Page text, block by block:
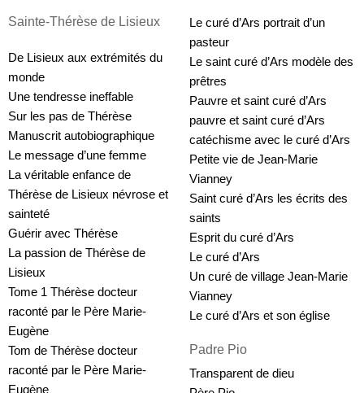
Sainte-Thérèse de Lisieux
De Lisieux aux extrémités du
monde
Une tendresse ineffable
Sur les pas de Thérèse
Manuscrit autobiographique
Le message d’une femme
La véritable enfance de
Thérèse de Lisieux névrose et
sainteté
Guérir avec Thérèse
La passion de Thérèse de
Lisieux
Tome 1 Thérèse docteur
raconté par le Père Marie-
Eugène
Tom de Thérèse docteur
raconté par le Père Marie-
Eugène
Le curé d’Ars portrait d’un
pasteur
Le saint curé d’Ars modèle des
prêtres
Pauvre et saint curé d’Ars
pauvre et saint curé d’Ars
catéchisme avec le curé d’Ars
Petite vie de Jean-Marie
Vianney
Saint curé d’Ars les écrits des
saints
Esprit du curé d’Ars
Le curé d’Ars
Un curé de village Jean-Marie
Vianney
Le curé d’Ars et son église
Padre Pio
Transparent de dieu